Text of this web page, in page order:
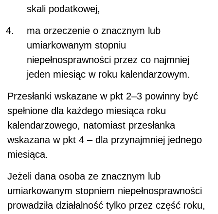
skali podatkowej,
ma orzeczenie o znacznym lub
umiarkowanym stopniu
niepełnosprawności przez co najmniej
jeden miesiąc w roku kalendarzowym.
Przesłanki wskazane w pkt 2–3 powinny być
spełnione dla każdego miesiąca roku
kalendarzowego, natomiast przesłanka
wskazana w pkt 4 – dla przynajmniej jednego
miesiąca.
Jeżeli dana osoba ze znacznym lub
umiarkowanym stopniem niepełnosprawności
prowadziła działalność tylko przez część roku,